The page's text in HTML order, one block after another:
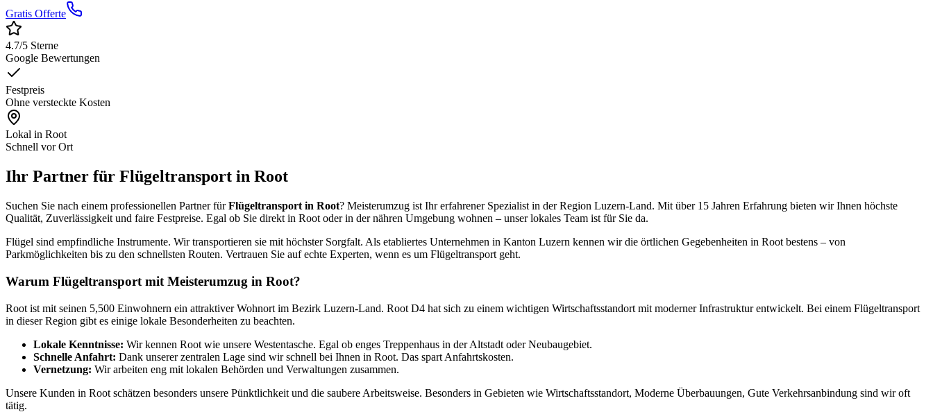
Gratis Offerte
4.7/5 Sterne
Google Bewertungen
Festpreis
Ohne versteckte Kosten
Lokal in Root
Schnell vor Ort
Ihr Partner für Flügeltransport in Root
Suchen Sie nach einem professionellen Partner fürFlügeltransport in Root? Meisterumzug ist Ihr erfahrener Spezialist in der Region Luzern-Land. Mit über 15 Jahren Erfahrung bieten wir Ihnen höchste
Qualität, Zuverlässigkeit und faire Festpreise. Egal ob Sie direkt in Root oder in der nähren Umgebung wohnen – unser lokales Team ist für Sie da.
Flügel sind empfindliche Instrumente. Wir transportieren sie mit höchster Sorgfalt. Als etabliertes Unternehmen in Kanton Luzern kennen wir die örtlichen Gegebenheiten in Root bestens – von
Parkmöglichkeiten bis zu den schnellsten Routen. Vertrauen Sie auf echte Experten, wenn es um Flügeltransport geht.
Warum Flügeltransport mit Meisterumzug in Root?
Root ist mit seinen 5,500 Einwohnern ein attraktiver Wohnort im Bezirk Luzern-Land. Root D4 hat sich zu einem wichtigen Wirtschaftsstandort mit moderner Infrastruktur entwickelt. Bei einem Flügeltransport
in dieser Region gibt es einige lokale Besonderheiten zu beachten.
Lokale Kenntnisse: Wir kennen Root wie unsere Westentasche. Egal ob enges Treppenhaus in der Altstadt oder Neubaugebiet.
Schnelle Anfahrt: Dank unserer zentralen Lage sind wir schnell bei Ihnen in Root. Das spart Anfahrtskosten.
Vernetzung: Wir arbeiten eng mit lokalen Behörden und Verwaltungen zusammen.
Unsere Kunden in Root schätzen besonders unsere Pünktlichkeit und die saubere Arbeitsweise. Besonders in Gebieten wie Wirtschaftsstandort, Moderne Überbauungen, Gute Verkehrsanbindung sind wir oft
tätig.